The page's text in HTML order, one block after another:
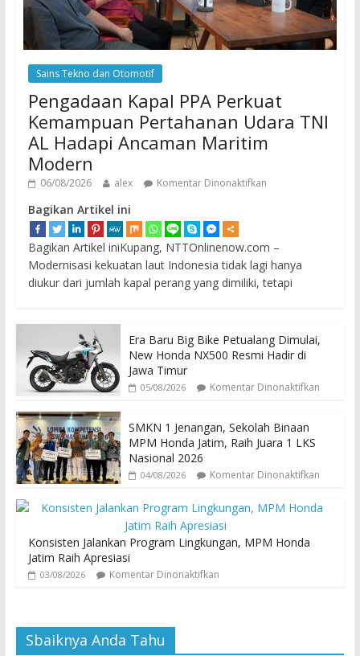
Sains Tekno dan Otomotif
Pengadaan Kapal PPA Perkuat
Kemampuan Pertahanan Udara TNI
AL Hadapi Ancaman Maritim
Modern
06/08/2026 alex Komentar Dinonaktifkan
Bagikan Artikel ini
Bagikan Artikel iniKupang, NTTOnlinenow.com –
Modernisasi kekuatan laut Indonesia tidak lagi hanya
diukur dari jumlah kapal perang yang dimiliki, tetapi
Era Baru Big Bike Petualang Dimulai,
New Honda NX500 Resmi Hadir di
Jawa Timur
05/08/2026 Komentar Dinonaktifkan
SMKN 1 Jenangan, Sekolah Binaan
MPM Honda Jatim, Raih Juara 1 LKS
Nasional 2026
04/08/2026 Komentar Dinonaktifkan
Konsisten Jalankan Program Lingkungan, MPM Honda
Jatim Raih Apresiasi
03/08/2026 Komentar Dinonaktifkan
Sbaiknya Anda Tahu